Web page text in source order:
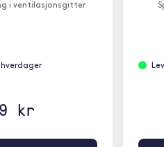
i ventilasjonsgitter
hverdager
kr